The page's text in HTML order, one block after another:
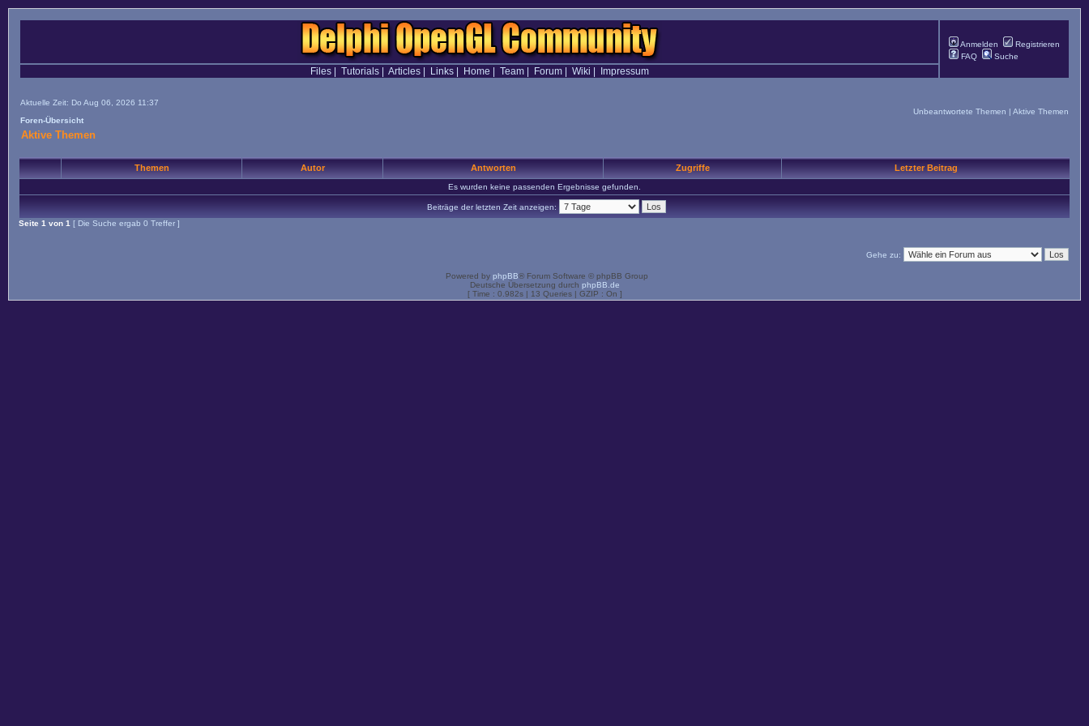
Anmelden
Registrieren
FAQ
Suche
Files| Tutorials| Articles| Links| Home Team| Forum| Wiki Impressum
Aktuelle Zeit: Do Aug 06, 2026 11:37
Foren-Übersicht
Unbeantwortete Themen | Aktive Themen
Aktive Themen
Themen Autor Antworten Zugriffe Letzter Beitrag
Es wurden keine passenden Ergebnisse gefunden.
Beiträge der letzten Zeit anzeigen:
Seite 1 von 1 [ Die Suche ergab 0 Treffer ]
Gehe zu:
Powered by phpBB® Forum Software © phpBB Group
Deutsche Übersetzung durch phpBB.de
[ Time : 0.982s | 13 Queries | GZIP : On ]